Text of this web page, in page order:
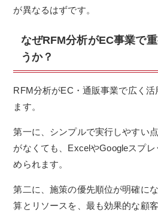
が異なるはずです。
なぜRFM分析がEC事業で
うか？
RFM分析がEC・通販事業で広く活
ます。
第一に、シンプルで実行しやすい
がなくても、ExcelやGoogleスプ
められます。
第二に、施策の優先順位が明確に
算とリソースを、最も効果的な顧